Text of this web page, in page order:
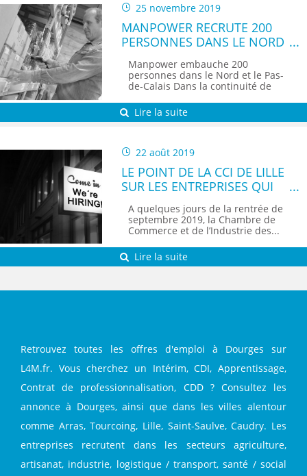
Retrouvez toutes les offres d'emploi à Dourges sur
L4M.fr. Vous cherchez un Intérim, CDI, Apprentissage,
Contrat de professionnalisation, CDD ? Consultez les
annonce à Dourges, ainsi que dans les villes alentour
comme Arras, Tourcoing, Lille, Saint-Saulve, Caudry. Les
entreprises recrutent dans les secteurs agriculture,
artisanat, industrie, logistique / transport, santé / social
25 novembre 2019
MANPOWER RECRUTE 200
PERSONNES DANS LE NORD
Manpower embauche 200
personnes dans le Nord et le Pas-
de-Calais Dans la continuité de
Lire la suite
22 août 2019
LE POINT DE LA CCI DE LILLE
SUR LES ENTREPRISES QUI
RECRUTENT LE PLUS DANS
LES HAUTS-DE-FRANCE
A quelques jours de la rentrée de
septembre 2019, la Chambre de
Commerce et de l’Industrie des...
Lire la suite